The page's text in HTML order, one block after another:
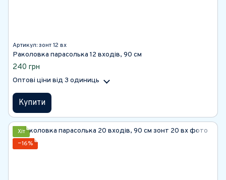
Артикул: зонт 12 вх
Раколовка парасолька 12 входів, 90 см
240 грн
Оптові ціни від 3 одиниць
Купити
Хіт
−16%